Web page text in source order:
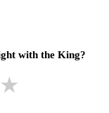
with the King?
★